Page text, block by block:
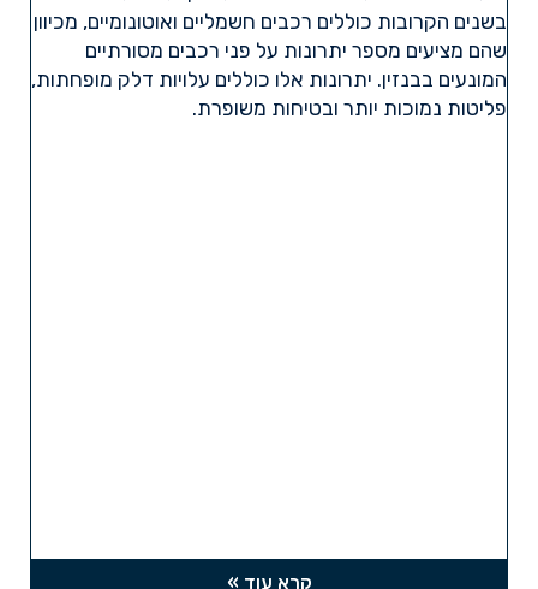
בשנים הקרובות כוללים רכבים חשמליים ואוטונומיים, מכיוון
שהם מציעים מספר יתרונות על פני רכבים מסורתיים
המונעים בבנזין. יתרונות אלו כוללים עלויות דלק מופחתות,
פליטות נמוכות יותר ובטיחות משופרת.
קרא עוד »